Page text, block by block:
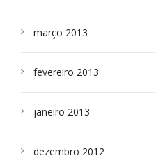
março 2013
fevereiro 2013
janeiro 2013
dezembro 2012